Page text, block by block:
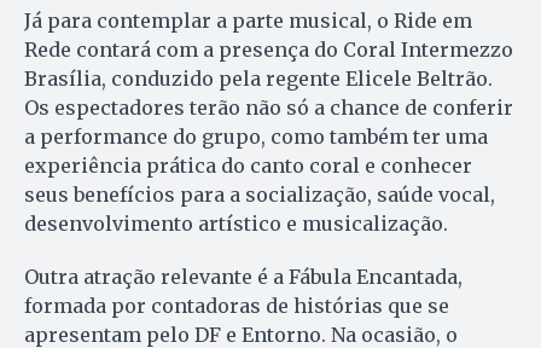
Já para contemplar a parte musical, o Ride em
Rede contará com a presença do Coral Intermezzo
Brasília, conduzido pela regente Elicele Beltrão.
Os espectadores terão não só a chance de conferir
a performance do grupo, como também ter uma
experiência prática do canto coral e conhecer
seus benefícios para a socialização, saúde vocal,
desenvolvimento artístico e musicalização.
Outra atração relevante é a Fábula Encantada,
formada por contadoras de histórias que se
apresentam pelo DF e Entorno. Na ocasião, o